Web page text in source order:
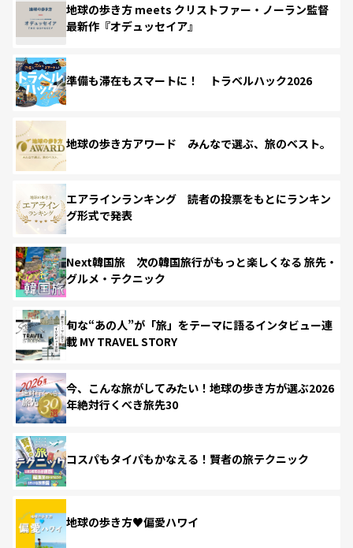
地球の歩き方 meets クリストファー・ノーラン監督
最新作『オデュッセイア』
準備も滞在もスマートに！ トラベルハック2026
地球の歩き方アワード みんなで選ぶ、旅のベスト。
エアラインランキング 読者の投票をもとにランキン
グ形式で発表
Next韓国旅 次の韓国旅行がもっと楽しくなる 旅先・
グルメ・テクニック
旬な“あの人”が「旅」をテーマに語るインタビュー連
載 MY TRAVEL STORY
今、こんな旅がしてみたい！地球の歩き方が選ぶ2026
年絶対行くべき旅先30
コスパもタイパもかなえる！賢者の旅テクニック
地球の歩き方♥偏愛ハワイ